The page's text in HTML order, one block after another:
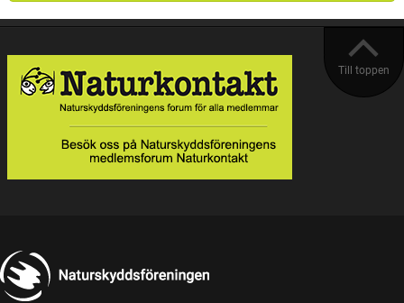
Till toppen